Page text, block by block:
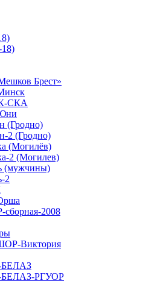
Брест»
СКА
(Гродно)
2 (Гродно)
(Могилёв)
2 (Могилев)
(мужчины)
2
2008
Виктория
РГУОР